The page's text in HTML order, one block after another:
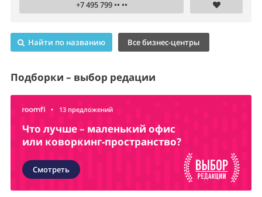
+7 495 799 •• ••
Найти по названию Все бизнес-центры
Подборки – выбор редации
• 13 предложений
Что лучше – маленький офис
или коворкинг-пространство?
Смотреть